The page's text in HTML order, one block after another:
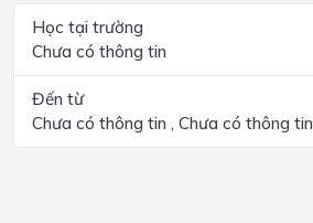
Học tại trường
Chưa có thông tin
Đến từ
Chưa có thông tin , Chưa có thông tin